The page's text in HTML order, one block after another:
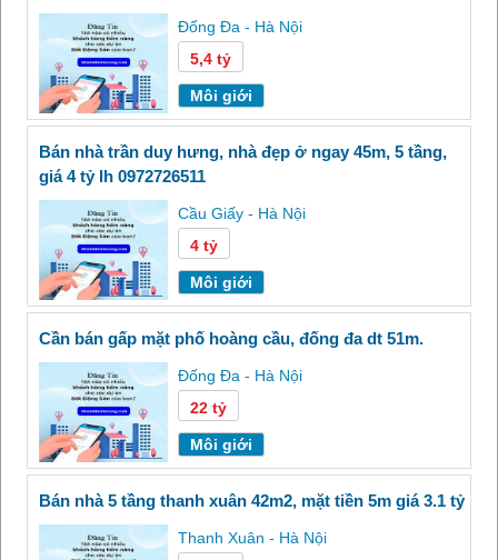
Đống Đa - Hà Nội
5,4 tỷ
Môi giới
bán nhà trần duy hưng, nhà đẹp ở ngay 45m, 5 tầng,
giá 4 tỷ lh 0972726511
Cầu Giấy - Hà Nội
4 tỷ
Môi giới
cần bán gấp mặt phố hoàng cầu, đống đa dt 51m.
Đống Đa - Hà Nội
22 tỷ
Môi giới
bán nhà 5 tầng thanh xuân 42m2, mặt tiền 5m giá 3.1 tỷ
Thanh Xuân - Hà Nội